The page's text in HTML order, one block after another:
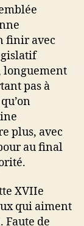
finir avec
longuement
pas à
plus, avec
au final
XVIIe
qui aiment
Faute de